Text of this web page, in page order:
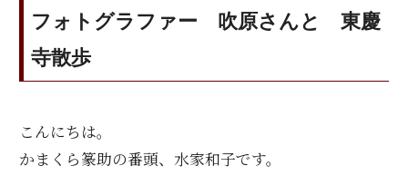
c
e
b
o
o
k
it
te
r
e e
a
フォトグラファー 吹原さんと 東慶
寺散歩
こんにちは。
かまくら篆助の番頭、水家和子です。